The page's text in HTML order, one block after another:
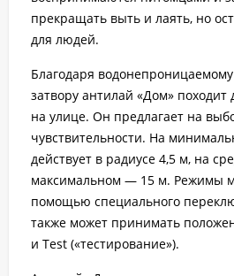
прекращать выть и лаять, но
для людей.
Благодаря
затвору антилай «Дом» походит
на улице. Он предлагает на
чувствительности. На
действует в радиусе 4,5 м, на
максимальном — 15 м. Режимы
помощью специального
также может принимать
и Test («тестирование»).